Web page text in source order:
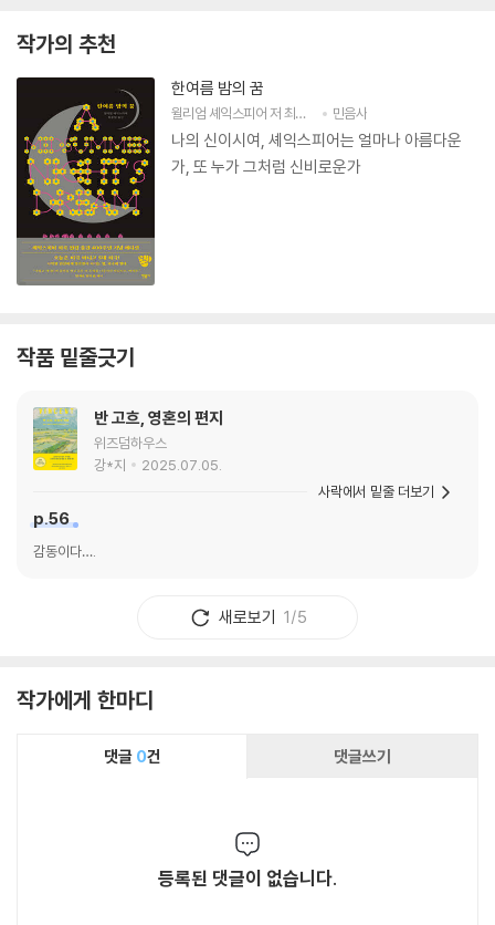
작가의 추천
한여름 밤의 꿈
윌리엄 셰익스피어저최종철 역 민음사
나의 신이시여, 셰익스피어는 얼마나 아름다운
가, 또 누가 그처럼 신비로운가
작품 밑줄긋기
반 고흐, 영혼의 편지
위즈덤하우스
강*지
2025.07.05.
p.56
감동이다….
사락에서 밑줄 더보기
새로보기 1/5
작가에게 한마디
댓글 0건 댓글쓰기
등록된 댓글이 없습니다.